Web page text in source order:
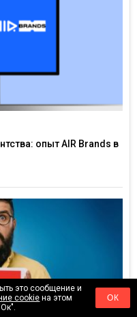
опыт AIR Brands в
это сообщение и
cookie на этом
ОК